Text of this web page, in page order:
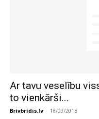
Ar tavu veselību
to vienkārši...
Brivbridis.lv - 18/09/2015